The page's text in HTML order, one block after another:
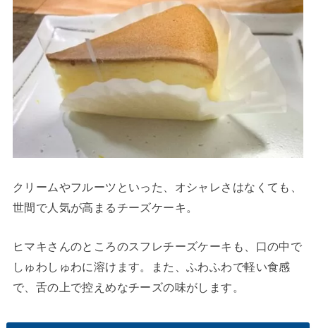
クリームやフルーツといった、オシャレさはなくても、
世間で人気が高まるチーズケーキ。
ヒマキさんのところのスフレチーズケーキも、口の中で
しゅわしゅわに溶けます。また、ふわふわで軽い食感
で、舌の上で控えめなチーズの味がします。